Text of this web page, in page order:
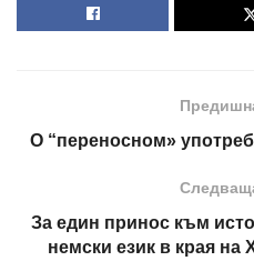
О “переносном»
За един принос към
немски език в края на